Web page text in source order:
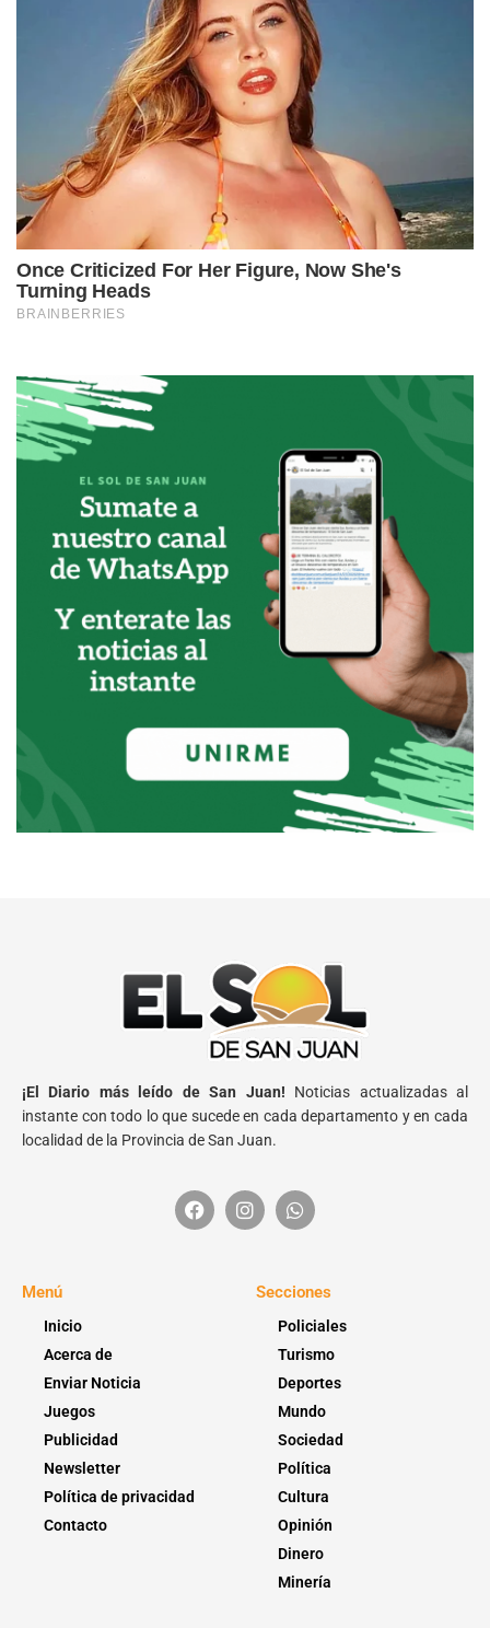
¡El Diario más leído de San Juan! Noticias actualizadas al
instante con todo lo que sucede en cada departamento y en cada
localidad de la Provincia de San Juan.
Menú
Inicio
Acerca de
Enviar Noticia
Juegos
Publicidad
Newsletter
Política de privacidad
Contacto
Secciones
Policiales
Turismo
Deportes
Mundo
Sociedad
Política
Cultura
Opinión
Dinero
Minería